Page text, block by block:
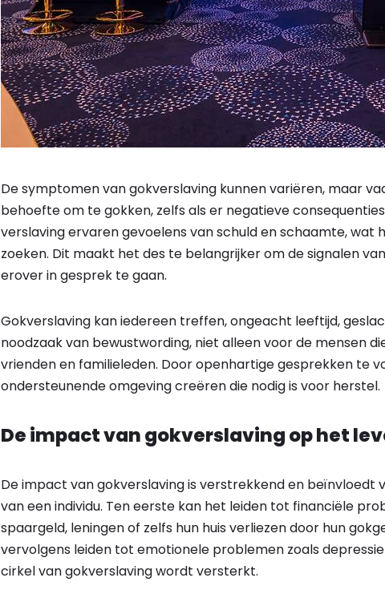
De symptomen van gokverslaving kunnen variëren, maar
behoefte om te gokken, zelfs als er negatieve
verslaving ervaren gevoelens van schuld en schaamte, wat
zoeken. Dit maakt het des te belangrijker om de signalen
erover in gesprek te gaan.
Gokverslaving kan iedereen treffen, ongeacht leeftijd,
noodzaak van bewustwording, niet alleen voor de mensen
vrienden en familieleden. Door openhartige gesprekken te
ondersteunende omgeving creëren die nodig is voor herstel.
De impact van gokverslaving op het
De impact van gokverslaving is verstrekkend en beïnvloedt
van een individu. Ten eerste kan het leiden tot financiële
spaargeld, leningen of zelfs hun huis verliezen door hun
vervolgens leiden tot emotionele problemen zoals
cirkel van gokverslaving wordt versterkt.